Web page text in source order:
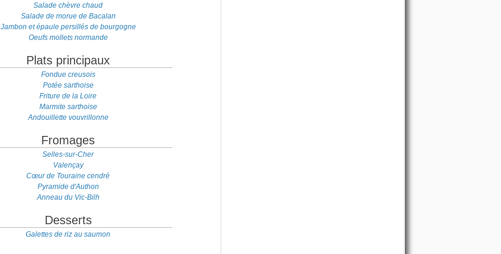
Salade chèvre chaud
Salade de morue de Bacalan
Jambon et épaule persillés de bourgogne
Oeufs mollets normande
Plats principaux
Fondue creusois
Potée sarthoise
Friture de la Loire
Marmite sarthoise
Andouillette vouvrillonne
Fromages
Selles-sur-Cher
Valençay
Cœur de Touraine cendré
Pyramide d'Authon
Anneau du Vic-Bilh
Desserts
Galettes de riz au saumon